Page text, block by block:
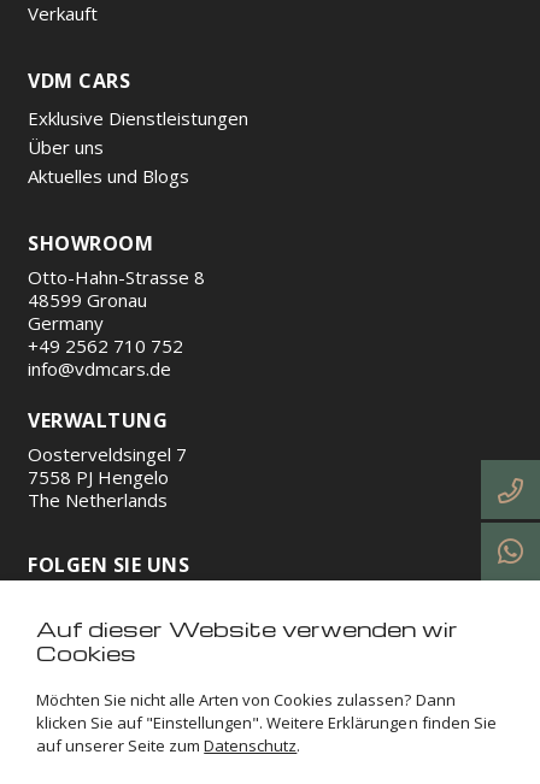
Verkauft
VDM CARS
Exklusive Dienstleistungen
Über uns
Aktuelles und Blogs
SHOWROOM
Otto-Hahn-Strasse 8
48599 Gronau
Germany
+49 2562 710 752
info@vdmcars.de
VERWALTUNG
Oosterveldsingel 7
7558 PJ Hengelo
The Netherlands
FOLGEN SIE UNS
https://www.instagram.com/vdmcars/
http://facebook.com/vdmcars/
https://www.linkedin.com/company/vdm-cars-
https://www.tiktok.com/@vdmcars
VDM Cars © 2026 Impressum
Allgemeine
geschäftsbedingungen
Datenschutzerklärung
Auf dieser Website verwenden wir
Cookies
Möchten Sie nicht alle Arten von Cookies zulassen? Dann
klicken Sie auf "Einstellungen". Weitere Erklärungen finden Sie
auf unserer Seite zumDatenschutz.